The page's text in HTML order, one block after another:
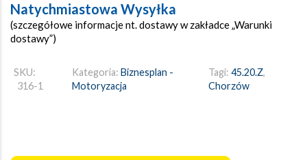
Natychmiastowa Wysyłka
(szczegółowe informacje nt. dostawy w zakładce „Warunki
dostawy”)
SKU:
316-1
Kategoria: Biznesplan -
Motoryzacja
Tagi:45.20.Z,
Chorzów